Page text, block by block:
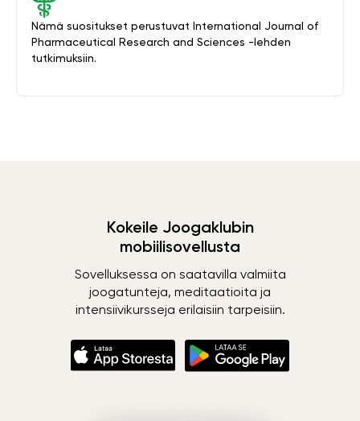
Nämä suositukset perustuvat International Journal of
Pharmaceutical Research and Sciences -lehden
tutkimuksiin.
Kokeile Joogaklubin
mobiilisovellusta
Sovelluksessa on saatavilla valmiita
joogatunteja, meditaatioita ja
intensiivikursseja erilaisiin tarpeisiin.